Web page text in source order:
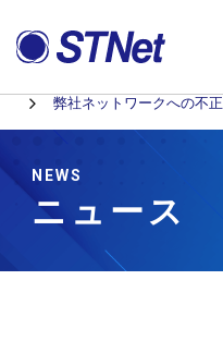
弊社ネットワークへの不
ニュース
NEWS